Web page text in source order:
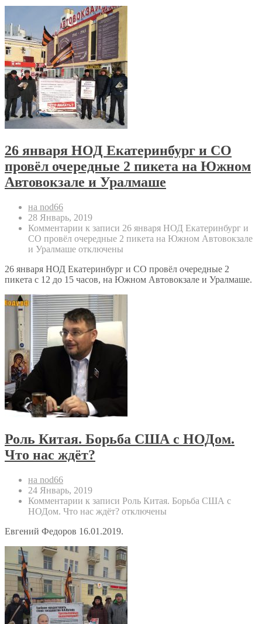
26 января НОД Екатеринбург и СО
провёл очередные 2 пикета на Южном
Автовокзале и Уралмаше
на nod66
28 Январь, 2019
Комментарии к записи 26 января НОД Екатеринбург и
СО провёл очередные 2 пикета на Южном Автовокзале
и Уралмаше отключены
26 января НОД Екатеринбург и СО провёл очередные 2
пикета с 12 до 15 часов, на Южном Автовокзале и Уралмаше.
Роль Китая. Борьба США с НОДом.
Что нас ждёт?
на nod66
24 Январь, 2019
Комментарии к записи Роль Китая. Борьба США с
НОДом. Что нас ждёт? отключены
Евгений Федоров 16.01.2019.